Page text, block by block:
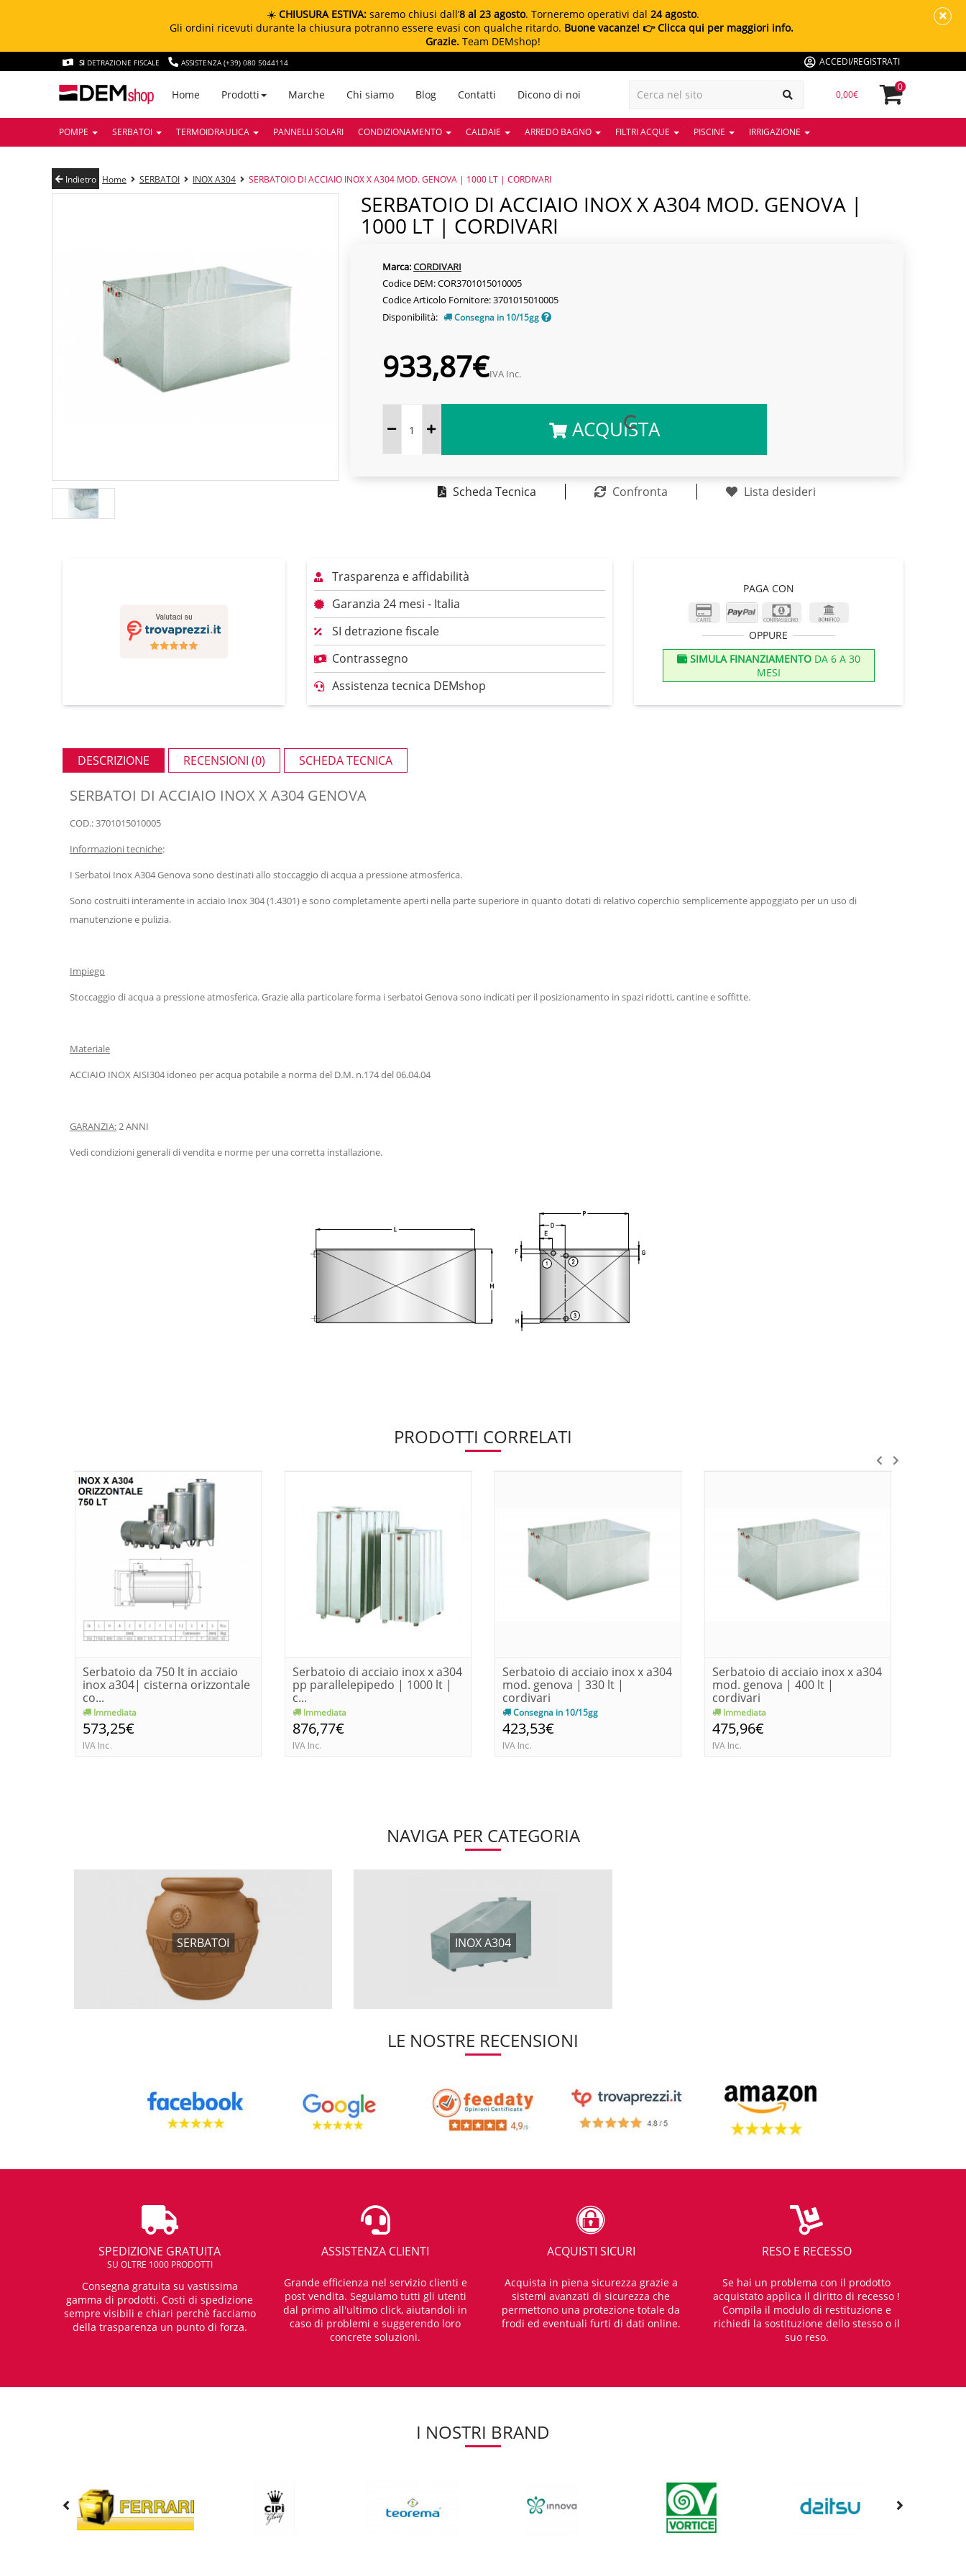
☀️ CHIUSURA ESTIVA: saremo chiusi dall’8 al 23 agosto. Torneremo operativi dal 24 agosto.
Gli ordini ricevuti durante la chiusura potranno essere evasi con qualche ritardo. Buone vacanze! 👉 Clicca qui per maggiori info.
Grazie. Team DEMshop!
SI DETRAZIONE FISCALE ASSISTENZA (+39) 080 5044114 ACCEDI/REGISTRATI
Home Prodotti Marche Chi siamo Blog Contatti Dicono di noi 0,00€
0
POMPE SERBATOI TERMOIDRAULICA PANNELLI SOLARI CONDIZIONAMENTO CALDAIE ARREDO BAGNO FILTRI ACQUE PISCINE IRRIGAZIONE
Indietro Home SERBATOI INOX A304 SERBATOIO DI ACCIAIO INOX X A304 MOD. GENOVA | 1000 LT | CORDIVARI
SERBATOIO DI ACCIAIO INOX X A304 MOD. GENOVA |
1000 LT | CORDIVARI
Marca:CORDIVARI
Codice DEM: COR3701015010005
Codice Articolo Fornitore: 3701015010005
Disponibilità:
Consegna in 10/15gg
933,87€IVA Inc.
ACQUISTA
Scheda Tecnica Confronta Lista desideri
Trasparenza e affidabilità
Garanzia 24 mesi - Italia
SI detrazione fiscale
Contrassegno
Assistenza tecnica DEMshop
PAGA CON
OPPURE
SIMULA FINANZIAMENTODA 6 A 30
MESI
DESCRIZIONE RECENSIONI (0) SCHEDA TECNICA
SERBATOI DI ACCIAIO INOX X A304 GENOVA
COD.: 3701015010005
Informazioni tecniche:
I Serbatoi Inox A304 Genova sono destinati allo stoccaggio di acqua a pressione atmosferica.
Sono costruiti interamente in acciaio Inox 304 (1.4301) e sono completamente aperti nella parte superiore in quanto dotati di relativo coperchio semplicemente appoggiato per un uso di
manutenzione e pulizia.
Impiego
Stoccaggio di acqua a pressione atmosferica. Grazie alla particolare forma i serbatoi Genova sono indicati per il posizionamento in spazi ridotti, cantine e soffitte.
Materiale
ACCIAIO INOX AISI304 idoneo per acqua potabile a norma del D.M. n.174 del 06.04.04
GARANZIA:2 ANNI
Vedi condizioni generali di vendita e norme per una corretta installazione.
PRODOTTI CORRELATI
Serbatoio da 750 lt in acciaio
inox a304| cisterna orizzontale
co...
Immediata
573,25€
IVA Inc.
Serbatoio di acciaio inox x a304
pp parallelepipedo | 1000 lt |
c...
Immediata
876,77€
IVA Inc.
Serbatoio di acciaio inox x a304
mod. genova | 330 lt |
cordivari
Consegna in 10/15gg
423,53€
IVA Inc.
Serbatoio di acciaio inox x a304
mod. genova | 400 lt |
cordivari
Immediata
475,96€
IVA Inc.
NAVIGA PER CATEGORIA
SERBATOI INOX A304
LE NOSTRE RECENSIONI
SPEDIZIONE GRATUITA
SU OLTRE 1000 PRODOTTI
Consegna gratuita su vastissima
gamma di prodotti. Costi di spedizione
sempre visibili e chiari perchè facciamo
della trasparenza un punto di forza.
ASSISTENZA CLIENTI
Grande efficienza nel servizio clienti e
post vendita. Seguiamo tutti gli utenti
dal primo all'ultimo click, aiutandoli in
caso di problemi e suggerendo loro
concrete soluzioni.
ACQUISTI SICURI
Acquista in piena sicurezza grazie a
sistemi avanzati di sicurezza che
permettono una protezione totale da
frodi ed eventuali furti di dati online.
RESO E RECESSO
Se hai un problema con il prodotto
acquistato applica il diritto di recesso !
Compila il modulo di restituzione e
richiedi la sostituzione dello stesso o il
suo reso.
I NOSTRI BRAND